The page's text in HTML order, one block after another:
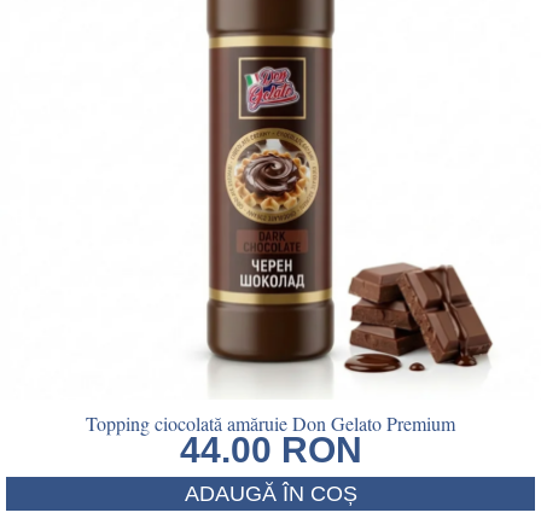
Topping ciocolată amăruie Don Gelato Premium
44.00 RON
ADAUGĂ ÎN COȘ